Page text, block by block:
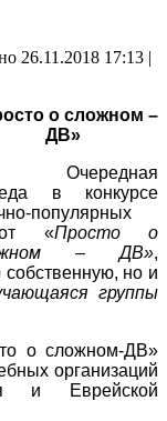
26.11.2018 17:13 |
о сложном –
ДВ»
Очередная
в конкурсе
популярных
«Просто о
– ДВ»,
собственную, но и
группы
о сложном-ДВ»
организаций
и Еврейской